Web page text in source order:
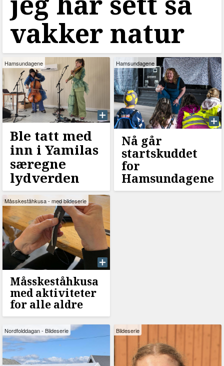
vakker natur
Hamsundagene
Ble tatt med
inn i Yamilas
særegne
lydverden
Hamsundagene
Nå går
startskuddet
for
Hamsundagene
Måsskeståhkusa - med bildeserie
Måsskeståhkusa
med aktiviteter
for alle aldre
Nordfolddagan - Bildeserie Bildeserie